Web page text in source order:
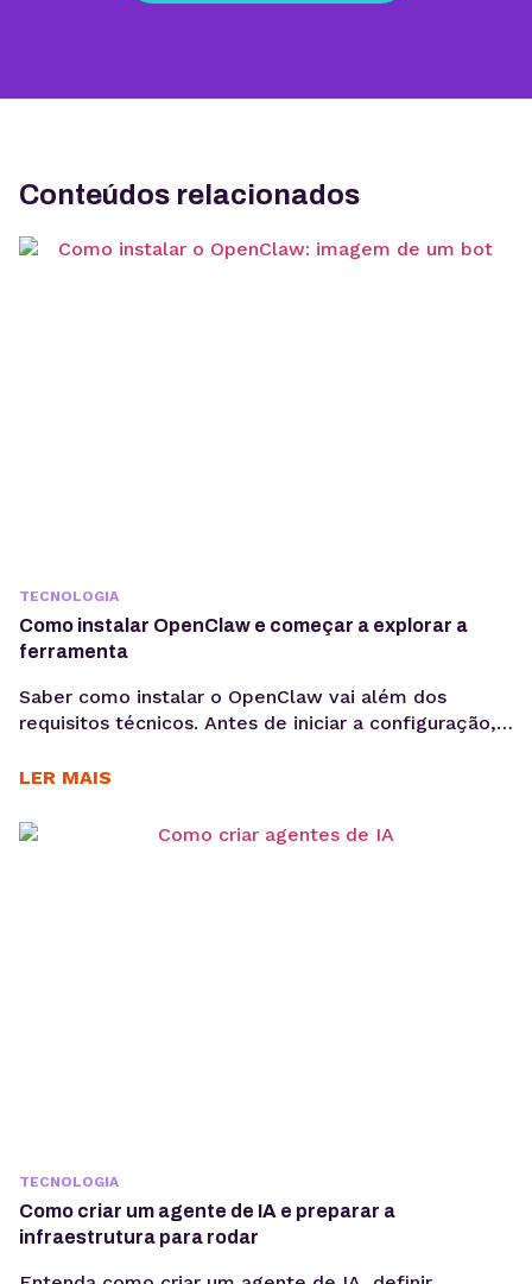
Conteúdos relacionados
TECNOLOGIA
Como instalar OpenClaw e começar a explorar a
ferramenta
Saber como instalar o OpenClaw vai além dos
requisitos técnicos. Antes de iniciar a configuração,
casos de uso e como a ferramenta pode contribuir
OpenClaw centraliza a criação e operação de
LER MAIS
TECNOLOGIA
Como criar um agente de IA e preparar a
infraestrutura para rodar